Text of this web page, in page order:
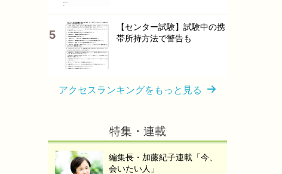
【センター試験】試験中の携
帯所持方法で警告も
アクセスランキングをもっと見る
特集・連載
編集長・加藤紀子連載「今、
会いたい人」